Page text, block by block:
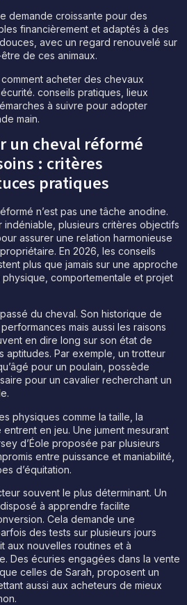
demande croissante pour des
financièrement et adaptés à des
avec un regard renouvelé sur
de ces animaux.
un cheval réformé
: critères
pratiques
n’est pas une tâche anodine.
plusieurs critères objectifs
assurer une relation harmonieuse
En 2026, les conseils
plus que jamais sur une approche
comportementale et projet
du cheval. Son historique de
mais aussi les raisons
en dire long sur son état de
aptitudes. Par exemple, un trotteur
pour un poulain, possède
pour un cavalier recherchant un
physiques comme la taille, la
en jeu. Une jument mesurant
d’Éole proposée par plusieurs
entre puissance et maniabilité,
d’équitation.
souvent le plus déterminant. Un
à apprendre facilite
Cela demande une
des tests sur plusieurs jours
aux nouvelles routines et à
Des écuries engagées dans la vente
celles de Sarah, proposent un
aussi aux acheteurs de mieux